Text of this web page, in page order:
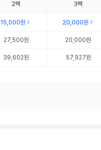
2팩 3팩
15,000원 20,000원
27,500원 20,000원
39,602원 57,927원